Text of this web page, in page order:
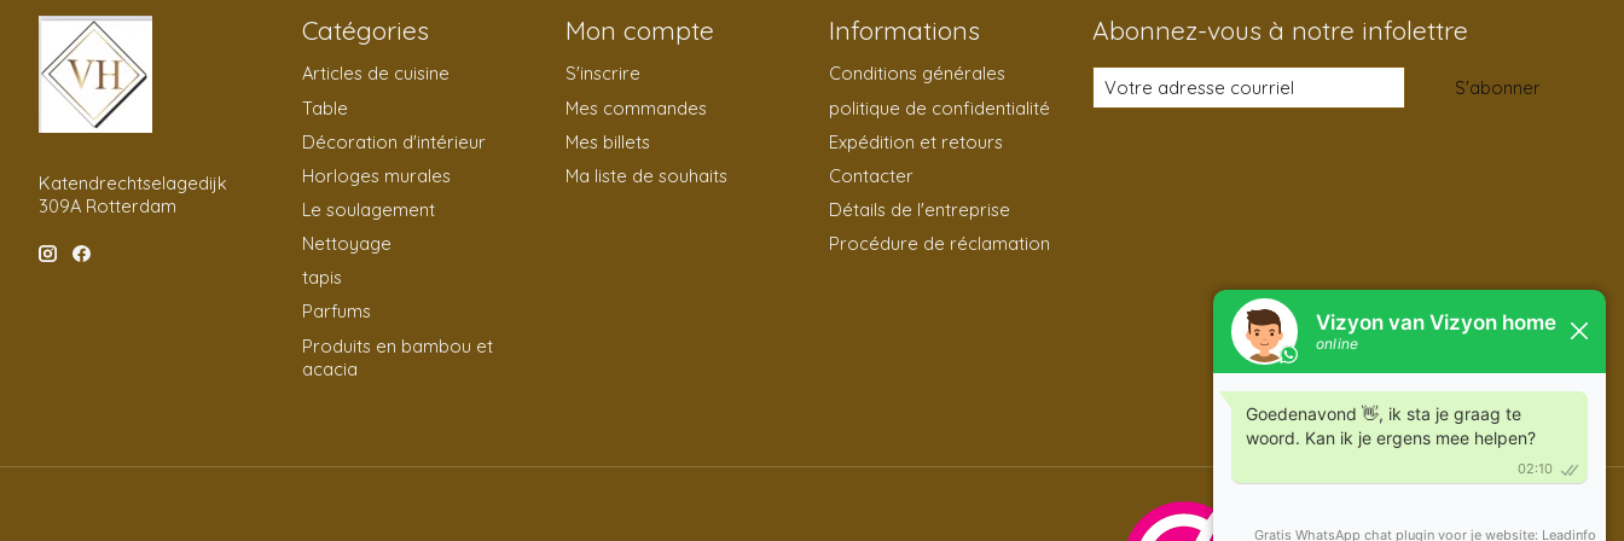
Katendrechtselagedijk
309A Rotterdam
Catégories
Articles de cuisine
Table
Décoration d'intérieur
Horloges murales
Le soulagement
Nettoyage
tapis
Parfums
Produits en bambou et
acacia
Mon compte
S'inscrire
Mes commandes
Mes billets
Ma liste de souhaits
Informations
Conditions générales
politique de confidentialité
Expédition et retours
Contacter
Détails de l'entreprise
Procédure de réclamation
Abonnez-vous à notre infolettre
S'abonner